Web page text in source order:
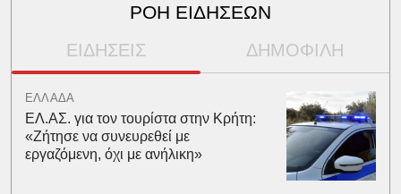
ΡΟΗ ΕΙΔΗΣΕΩΝ
ΕΙΔΗΣΕΙΣ ΔΗΜΟΦΙΛΗ
ΕΛΛΑΔΑ
ΕΛ.ΑΣ. για τον τουρίστα στην Κρήτη:
«Ζήτησε να συνευρεθεί με
εργαζόμενη, όχι με ανήλικη»